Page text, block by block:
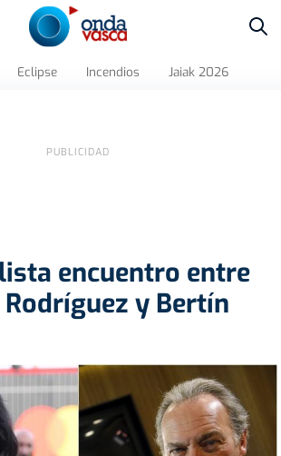
Eclipse Incendios Jaiak 2026
encuentro entre
y Bertín